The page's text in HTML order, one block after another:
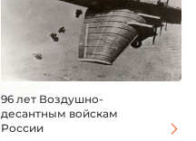
96 лет Воздушно-
десантным войскам
России